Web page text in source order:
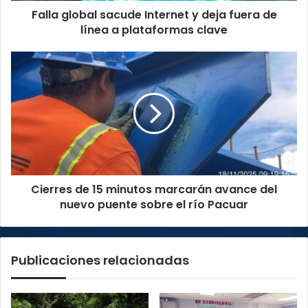
Falla global sacude Internet y deja fuera de
línea a plataformas clave
Cierres
de
minutos
marcarán
del
nuevo
puente
sobreCierres de 15 minutos marcarán avance del
nuevo puente sobre el río Pacuar
Publicaciones relacionadas